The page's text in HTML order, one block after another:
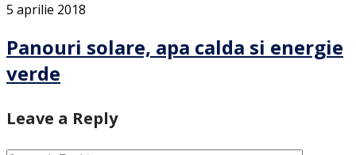
5 aprilie 2018
Panouri solare, apa calda si energie
verde
Leave a Reply